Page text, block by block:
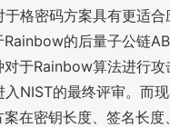
格密码方案具有更适合
的后量子公链
于Rainbow算法进行攻
NIST的最终评审。而
在密钥长度、签名长